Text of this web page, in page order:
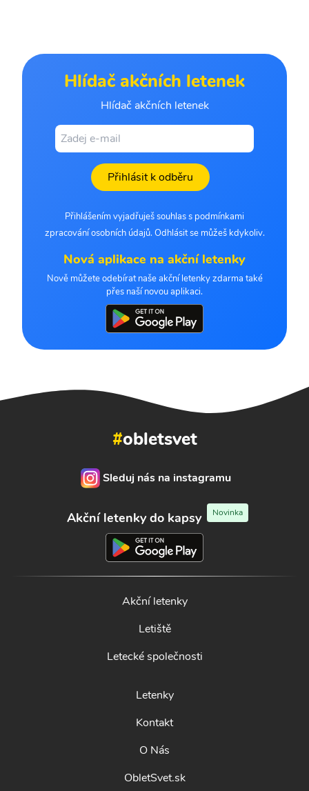
Hlídač akčních letenek
Hlídač akčních letenek
Přihlásit k odběru
Přihlášením vyjadřuješ souhlas s podmínkami
zpracování osobních údajů. Odhlásit se můžeš kdykoliv.
Nová aplikace na akční letenky
Nově můžete odebírat naše akční letenky zdarma také
přes naší novou aplikaci.
#obletsvet
Sleduj nás na instagramu
Akční letenky do kapsy Novinka
Akční letenky
Letiště
Letecké společnosti
Letenky
Kontakt
O Nás
ObletSvet.sk